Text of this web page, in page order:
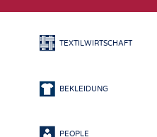
FASERN
GEWEBE
TEXTILWIRTSCHAFT
BEKLEIDUNG
PEOPLE